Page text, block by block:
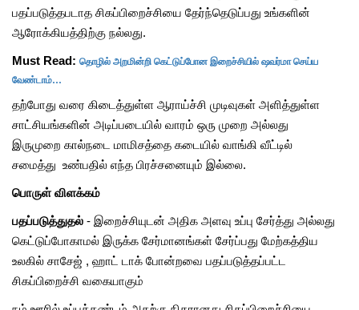
பதப்படுத்தபடாத சிகப்பிறைச்சியை தேர்ந்தெடுப்பது உங்களின்
ஆரோக்கியத்திற்கு நல்லது.
Must Read: தொழில் அறமின்றி கெட்டுப்போன இறைச்சியில் ஷவர்மா செய்ய
வேண்டாம்…
தற்போது வரை கிடைத்துள்ள ஆராய்ச்சி முடிவுகள் அளித்துள்ள
சாட்சியங்களின் அடிப்படையில் வாரம் ஒரு முறை அல்லது
இருமுறை கால்நடை மாமிசத்தை கடையில் வாங்கி வீட்டில்
சமைத்து உண்பதில் எந்த பிரச்சனையும் இல்லை.
பொருள் விளக்கம்
பதப்படுத்துதல் - இறைச்சியுடன் அதிக அளவு உப்பு சேர்த்து அல்லது
கெட்டுப்போகாமல் இருக்க சேர்மானங்கள் சேர்ப்பது மேற்கத்திய
உலகில் சாசேஜ் , ஹாட் டாக் போன்றவை பதப்படுத்தப்பட்ட
சிகப்பிறைச்சி வகையாகும்